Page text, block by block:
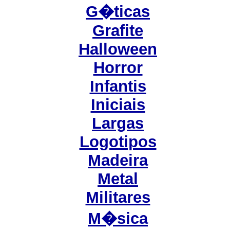
G�ticas
Grafite
Halloween
Horror
Infantis
Iniciais
Largas
Logotipos
Madeira
Metal
Militares
M�sica